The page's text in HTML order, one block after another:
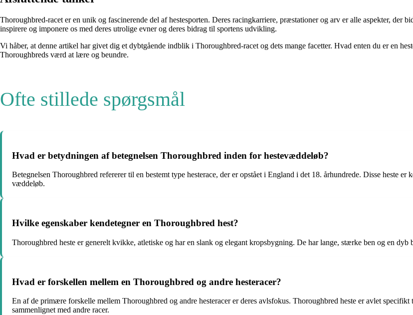
Thoroughbred-racet er en unik og fascinerende del af hestesporten. Deres racingkarriere, præstationer og arv er alle aspekter, der
inspirere og imponere os med deres utrolige evner og deres bidrag til sportens udvikling.
Vi håber, at denne artikel har givet dig et dybtgående indblik i Thoroughbred-racet og dets mange facetter. Hvad enten du er en
Thoroughbreds værd at lære og beundre.
Ofte stillede spørgsmål
Hvad er betydningen af betegnelsen Thoroughbred inden for hestevæddeløb?
Betegnelsen Thoroughbred refererer til en bestemt type hesterace, der er opstået i England i det 18. århundrede. Disse heste
væddeløb.
Hvilke egenskaber kendetegner en Thoroughbred hest?
Thoroughbred heste er generelt kvikke, atletiske og har en slank og elegant kropsbygning. De har lange, stærke ben og en
Hvad er forskellen mellem en Thoroughbred og andre hesteracer?
En af de primære forskelle mellem Thoroughbred og andre hesteracer er deres avlsfokus. Thoroughbred heste er avlet
sammenlignet med andre racer.